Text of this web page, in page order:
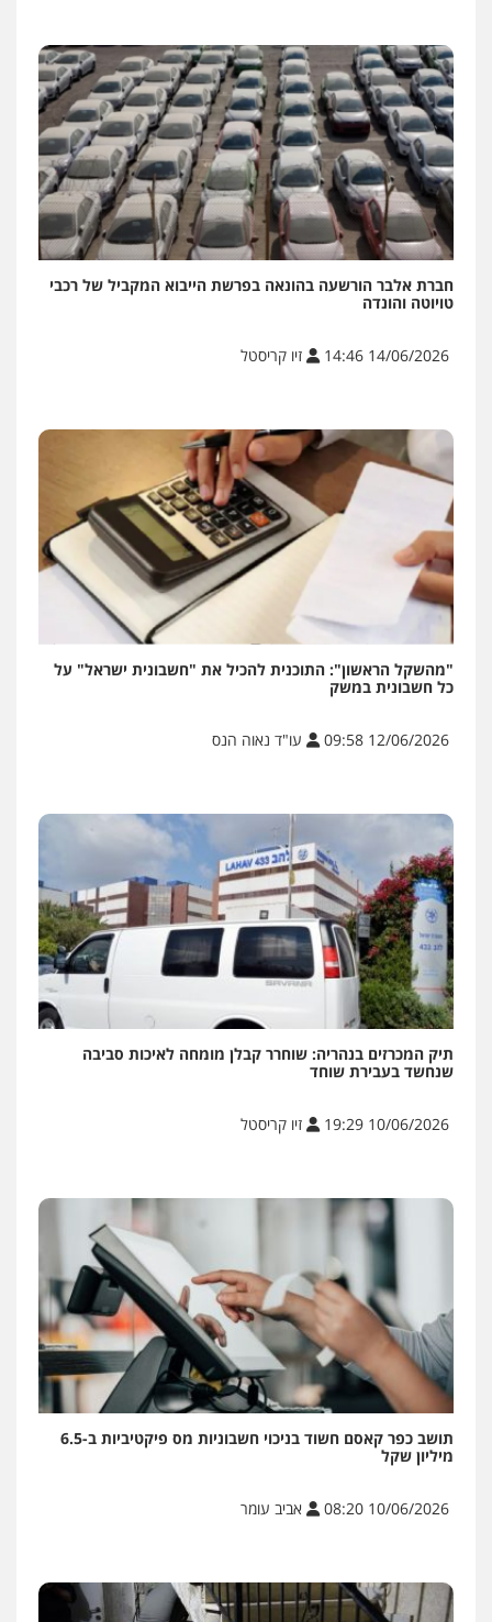
חברת אלבר הורשעה בהונאה בפרשת הייבוא המקביל של רכבי
טויוטה והונדה
14/06/2026 14:46 זיו קריסטל
"מהשקל הראשון": התוכנית להכיל את "חשבונית ישראל" על
כל חשבונית במשק
12/06/2026 09:58 עו"ד נאוה הנס
תיק המכרזים בנהריה: שוחרר קבלן מומחה לאיכות סביבה
שנחשד בעבירת שוחד
10/06/2026 19:29 זיו קריסטל
תושב כפר קאסם חשוד בניכוי חשבוניות מס פיקטיביות ב-6.5
מיליון שקל
10/06/2026 08:20 אביב עומר